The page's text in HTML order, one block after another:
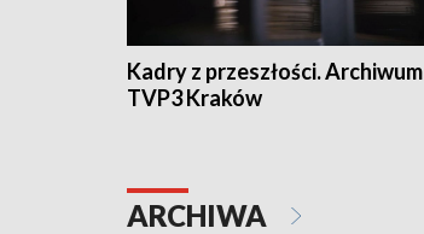
Kadry z przeszłości. Archiwum
TVP3 Kraków
ARCHIWA